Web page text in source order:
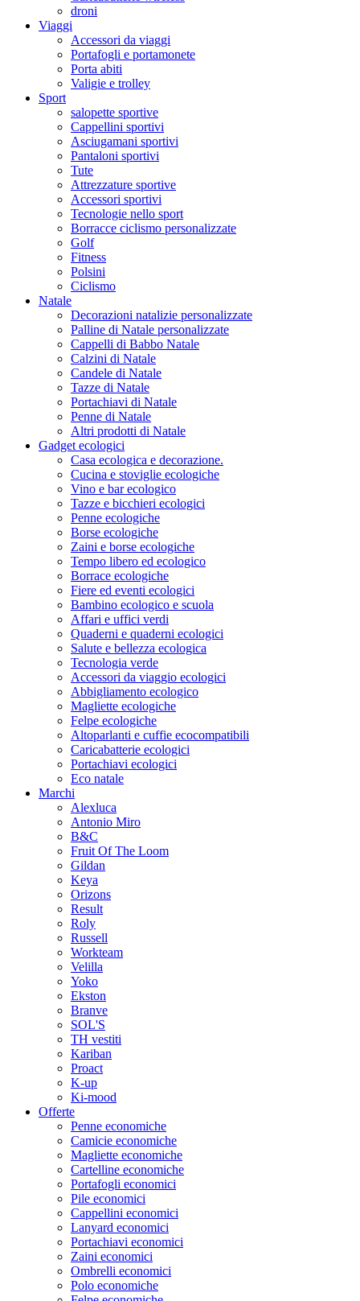
droni
Viaggi
Accessori da viaggi
Portafogli e portamonete
Porta abiti
Valigie e trolley
Sport
salopette sportive
Cappellini sportivi
Asciugamani sportivi
Pantaloni sportivi
Tute
Attrezzature sportive
Accessori sportivi
Tecnologie nello sport
Borracce ciclismo personalizzate
Golf
Fitness
Polsini
Ciclismo
Natale
Decorazioni natalizie personalizzate
Palline di Natale personalizzate
Cappelli di Babbo Natale
Calzini di Natale
Candele di Natale
Tazze di Natale
Portachiavi di Natale
Penne di Natale
Altri prodotti di Natale
Gadget ecologici
Casa ecologica e decorazione.
Cucina e stoviglie ecologiche
Vino e bar ecologico
Tazze e bicchieri ecologici
Penne ecologiche
Borse ecologiche
Zaini e borse ecologiche
Tempo libero ed ecologico
Borrace ecologiche
Fiere ed eventi ecologici
Bambino ecologico e scuola
Affari e uffici verdi
Quaderni e quaderni ecologici
Salute e bellezza ecologica
Tecnologia verde
Accessori da viaggio ecologici
Abbigliamento ecologico
Magliette ecologiche
Felpe ecologiche
Altoparlanti e cuffie ecocompatibili
Caricabatterie ecologici
Portachiavi ecologici
Eco natale
Marchi
Alexluca
Antonio Miro
B&C
Fruit Of The Loom
Gildan
Keya
Orizons
Result
Roly
Russell
Workteam
Velilla
Yoko
Ekston
Branve
SOL'S
TH vestiti
Kariban
Proact
K-up
Ki-mood
Offerte
Penne economiche
Camicie economiche
Magliette economiche
Cartelline economiche
Portafogli economici
Pile economici
Cappellini economici
Lanyard economici
Portachiavi economici
Zaini economici
Ombrelli economici
Polo economiche